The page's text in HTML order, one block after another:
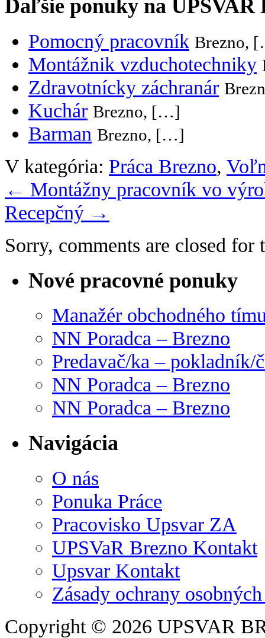
Ďaľšie ponuky na UPSVAR
Pomocný pracovník Brezno,
Montážnik vzduchotechniky
Zdravotnícky záchranár
Kuchár Brezno, […]
Barman Brezno, […]
V kategória: Práca Brezno,
← Montážny pracovník vo
Recepčný →
Sorry, comments are closed for
Nové pracovné ponuky
Manažér obchodného
NN Poradca – Brezno
Predavač/ka – pokladník/
NN Poradca – Brezno
NN Poradca – Brezno
Navigácia
O nás
Ponuka Práce
Pracovisko Upsvar ZA
UPSVaR Brezno Kontakt
Upsvar Kontakt
Zásady ochrany
Copyright © 2026 UPSVAR